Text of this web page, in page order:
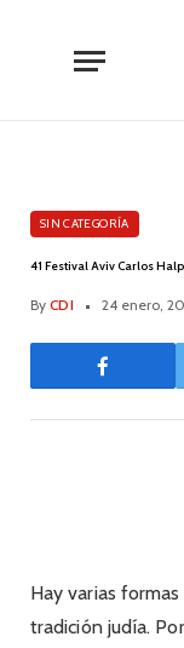
SIN CATEGORÍA
41 Festival Aviv Carlos
By CDI 24 enero,
Hay varias
tradición judía.